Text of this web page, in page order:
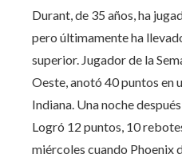
Durant, de 35 años, ha
pero últimamente ha
superior. Jugador de la
Oeste, anotó 40 puntos en
Indiana. Una noche
Logró 12 puntos, 10
miércoles cuando Phoenix